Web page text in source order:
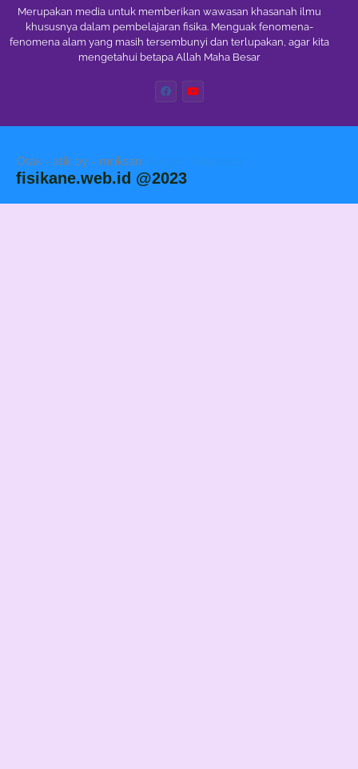
Merupakan media untuk memberikan wawasan khasanah ilmu
khususnya dalam pembelajaran fisika. Menguak fenomena-
fenomena alam yang masih tersembunyi dan terlupakan, agar kita
mengetahui betapa Allah Maha Besar
Otak - atik by - mr.iksan Blogger Templates
fisikane.web.id @2023